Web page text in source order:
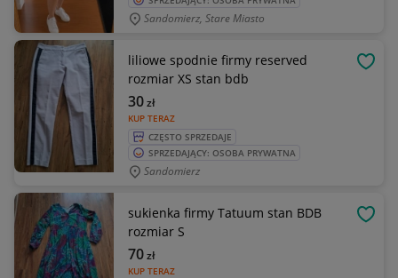
Sandomierz, Stare Miasto
liliowe spodnie firmy reserved
rozmiar XS stan bdb
KUP TERAZ
30zł
CZĘSTO SPRZEDAJE
SPRZEDAJĄCY: OSOBA PRYWATNA
Sandomierz
sukienka firmy Tatuum stan BDB
rozmiar S
KUP TERAZ
70zł